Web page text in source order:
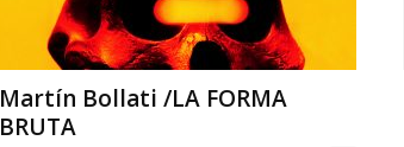
Martín Bollati /LA FORMA
BRUTA